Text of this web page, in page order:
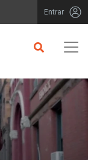
Entrar